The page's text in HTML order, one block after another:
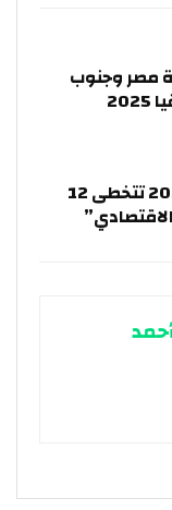
مصر وجنوب
الاستثمارات الأجنبية في مصر 2025 تتخطى 12